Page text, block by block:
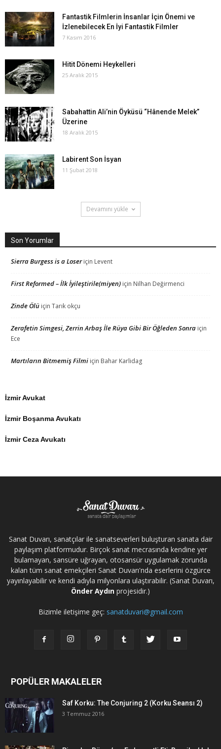
Fantastik Filmlerin İnsanlar İçin Önemi ve
İzlenebilecek En İyi Fantastik Filmler
7 Kasım 2016
Hitit Dönemi Heykelleri
25 Aralık 2015
Sabahattin Ali’nin Öyküsü “Hânende Melek”
Üzerine
18 Aralık 2015
Labirent Son İsyan
11 Şubat 2018
Devamını yükle
Son Yorumlar
Sierra Burgess is a Loseriçin Levent
First Reformed – İlk İyileştirile(miyen) için Nilhan Değirmenci
Zinde Ölü için Tarık okçu
Zerafetin Simgesi, Zerrin Arbaş İle Rüya Gibi Bir Öğleden Sonra için
Ece
Martıların Bitmemiş Filmi için Bahar Karlidag
İzmir Avukat
İzmir Boşanma Avukatı
İzmir Ceza Avukatı
Sanat Duvarı, sanatçılar ile sanatseverleri buluşturan sanata dair
paylaşım platformudur. Birçok sanat mecrasında kendine yer
bulamayan, sansüre uğrayan, otosansür uygulamak zorunda
kalan tüm sanat emekçileri Sanat Duvarı'nda eserlerini özgürce
yayınlayabilir ve kendi adıyla milyonlara ulaştırabilir. (Sanat Duvarı,
Önder Aydın projesidir.)
Bizimle iletişime geç: sanatduvari@gmail.com
POPÜLER MAKALELER
Saf Korku: The Conjuring 2 (Korku Seansı 2)
3 Temmuz 2016